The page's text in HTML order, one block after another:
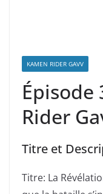
KAMEN RIDER GAVV
Épisode
Rider
Titre et
Titre: La